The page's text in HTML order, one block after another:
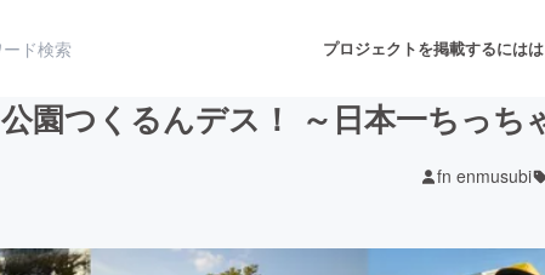
プロジェクトを掲載するには
公園つくるんデス！ ～日本一ちっち
fn enmusubi